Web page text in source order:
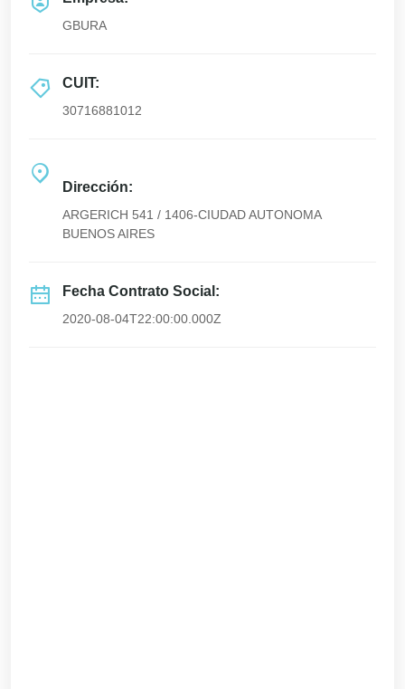
GBURA
CUIT:
30716881012
Dirección:
ARGERICH 541 / 1406-CIUDAD AUTONOMA
BUENOS AIRES
Fecha Contrato Social:
2020-08-04T22:00:00.000Z